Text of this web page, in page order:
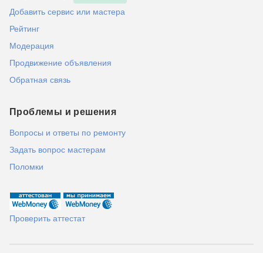
Добавить сервис или мастера
Рейтинг
Модерация
Продвижение объявления
Обратная связь
Проблемы и решения
Вопросы и ответы по ремонту
Задать вопрос мастерам
Поломки
Проверить аттестат